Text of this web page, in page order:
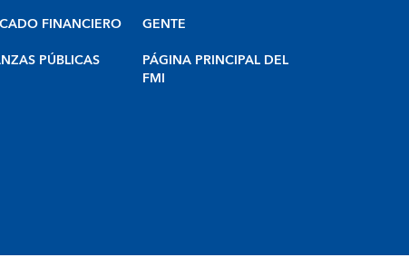
FINANCIERO
PÚBLICAS
GENTE
PÁGINA PRINCIPAL DEL
FMI